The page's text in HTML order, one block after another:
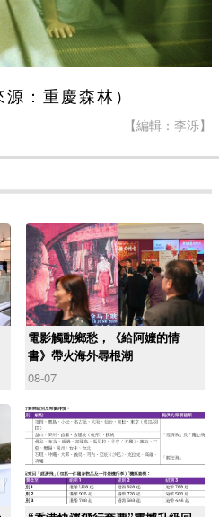
源：重慶森林）
【編輯：李泺】
電影觸動鄉愁，《給阿嬤的情
書》帶火海外尋根潮
08-07